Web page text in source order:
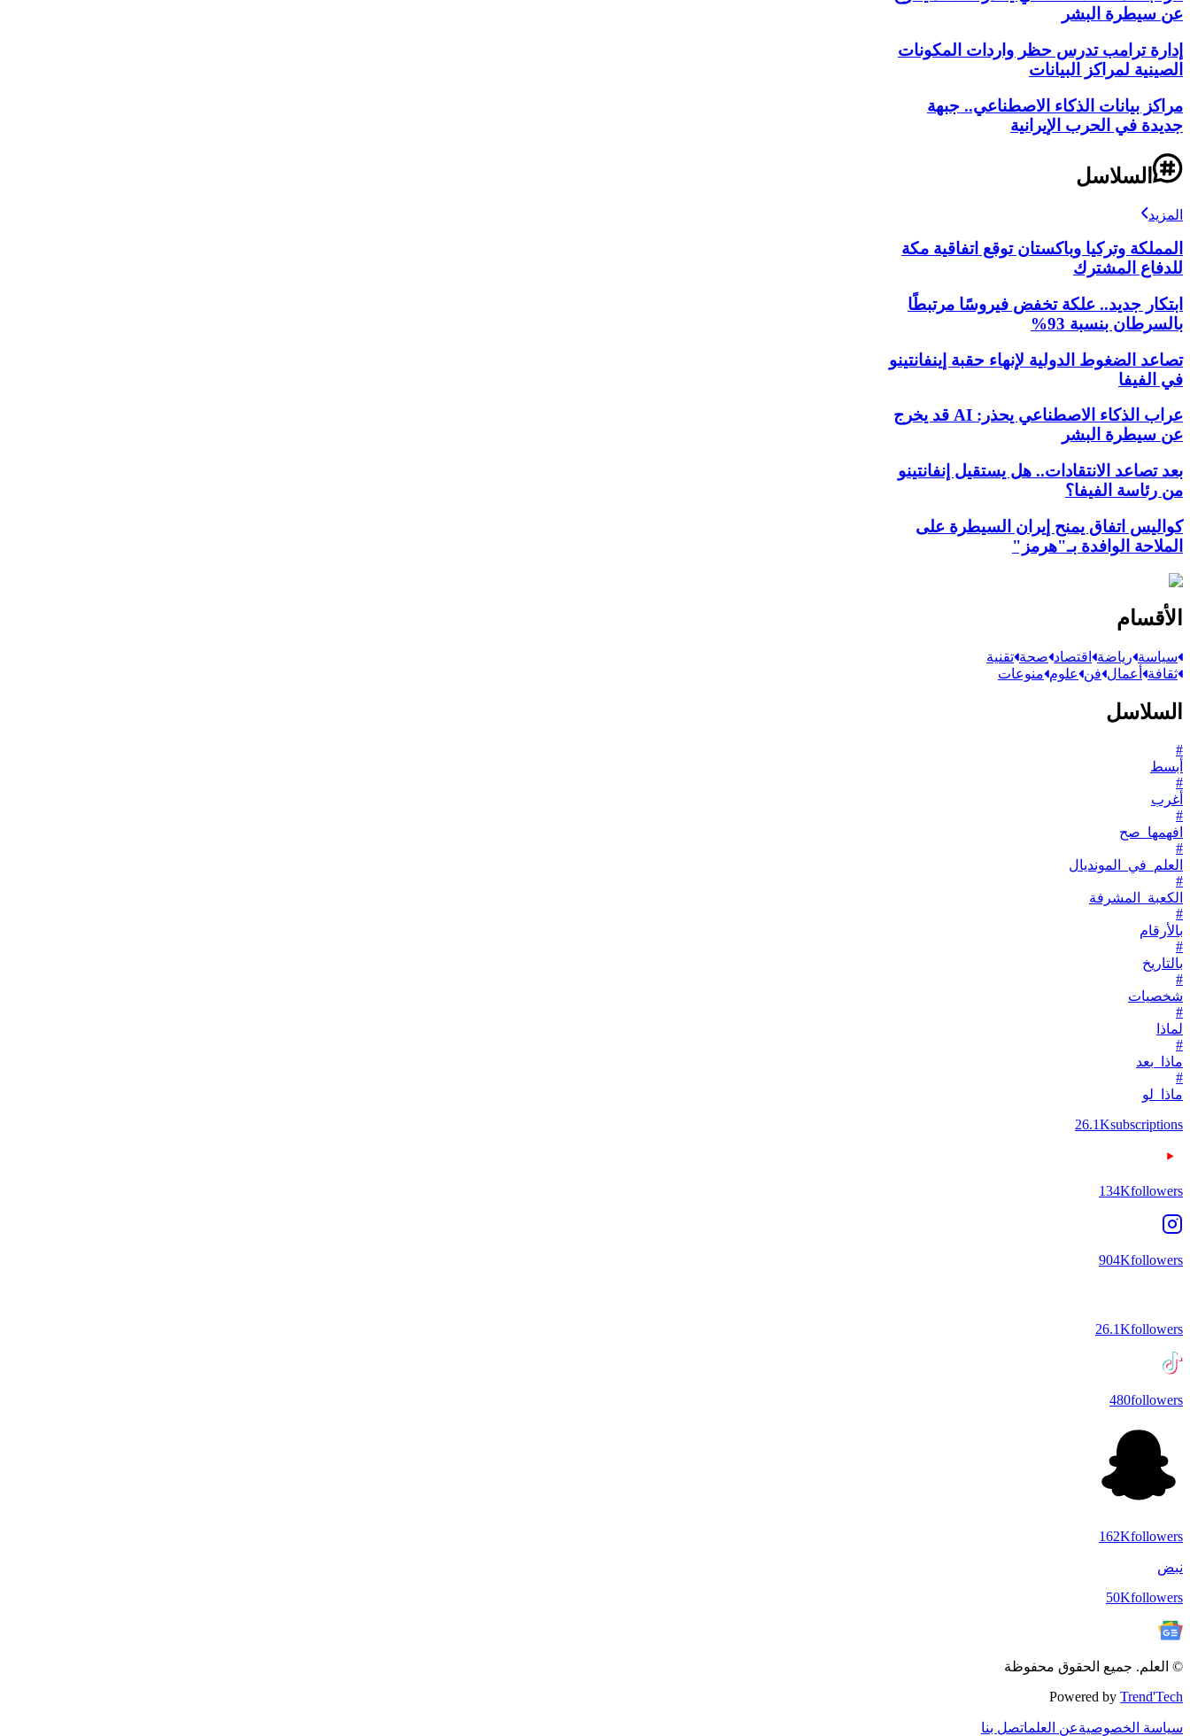
عن سيطرة البشر
إدارة ترامب تدرس حظر واردات المكونات
الصينية لمراكز البيانات
مراكز بيانات الذكاء الاصطناعي.. جبهة
جديدة في الحرب الإيرانية
السلاسل
المزيد
المملكة وتركيا وباكستان توقع اتفاقية مكة
للدفاع المشترك
ابتكار جديد.. علكة تخفض فيروسًا مرتبطًا
بالسرطان بنسبة 93%
تصاعد الضغوط الدولية لإنهاء حقبة إينفانتينو
في الفيفا
عراب الذكاء الاصطناعي يحذر: AI قد يخرج
عن سيطرة البشر
بعد تصاعد الانتقادات.. هل يستقيل إنفانتينو
من رئاسة الفيفا؟
كواليس اتفاق يمنح إيران السيطرة على
الملاحة الوافدة بـ"هرمز"
الأقسام
سياسة رياضة اقتصاد صحة تقنية
ثقافة
أعمال فن علوم منوعات
السلاسل
#
أبسط
#
أغرب
#
افهمها_صح
#
العلم_في_المونديال
#
الكعبة_المشرفة
#
بالأرقام
#
بالتاريخ
#
شخصيات
#
لماذا
#
ماذا_بعد
#
ماذا_لو
26.1Ksubscriptions
134Kfollowers
904Kfollowers
26.1Kfollowers
480followers
162Kfollowers
نبض
50Kfollowers
© العلم. جميع الحقوق محفوظة
Powered by Trend'Tech
سياسة الخصوصيةعن العلماتصل بنا